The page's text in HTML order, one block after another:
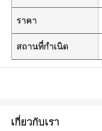
ราคา
สถานที่กำเนิด
เกี่ยวกับเรา